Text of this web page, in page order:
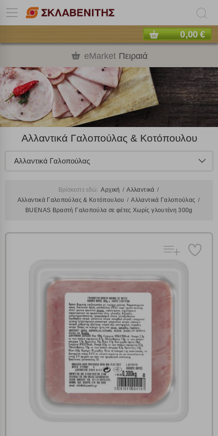
0,00 €
eMarket Πειραιά
Αλλαντικά Γαλοπούλας & Κοτόπουλου
Αλλαντικά Γαλοπούλας
Βρίσκεστε εδώ: Αρχική
Αλλαντικά
Αλλαντικά Γαλοπούλας & Κοτόπουλου
Αλλαντικά Γαλοπούλας
BUENAS Βραστή Γαλοπούλα σε φέτες Χωρίς γλουτένη 300g